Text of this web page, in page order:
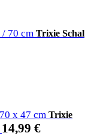
Trixie Schal
Trixie
14,99 €